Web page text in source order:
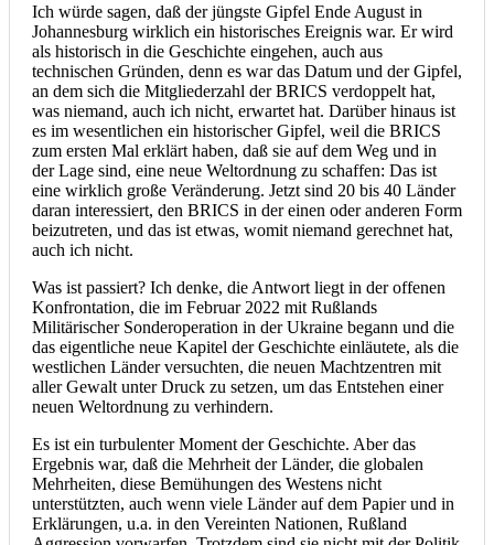
Ich würde sagen, daß der jüngste Gipfel Ende August in
Johannesburg wirklich ein historisches Ereignis war. Er wird
als historisch in die Geschichte eingehen, auch aus
technischen Gründen, denn es war das Datum und der Gipfel,
an dem sich die Mitgliederzahl der BRICS verdoppelt hat,
was niemand, auch ich nicht, erwartet hat. Darüber hinaus ist
es im wesentlichen ein historischer Gipfel, weil die BRICS
zum ersten Mal erklärt haben, daß sie auf dem Weg und in
der Lage sind, eine neue Weltordnung zu schaffen: Das ist
eine wirklich große Veränderung. Jetzt sind 20 bis 40 Länder
daran interessiert, den BRICS in der einen oder anderen Form
beizutreten, und das ist etwas, womit niemand gerechnet hat,
auch ich nicht.
Was ist passiert? Ich denke, die Antwort liegt in der offenen
Konfrontation, die im Februar 2022 mit Rußlands
Militärischer Sonderoperation in der Ukraine begann und die
das eigentliche neue Kapitel der Geschichte einläutete, als die
westlichen Länder versuchten, die neuen Machtzentren mit
aller Gewalt unter Druck zu setzen, um das Entstehen einer
neuen Weltordnung zu verhindern.
Es ist ein turbulenter Moment der Geschichte. Aber das
Ergebnis war, daß die Mehrheit der Länder, die globalen
Mehrheiten, diese Bemühungen des Westens nicht
unterstützten, auch wenn viele Länder auf dem Papier und in
Erklärungen, u.a. in den Vereinten Nationen, Rußland